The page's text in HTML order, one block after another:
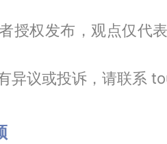
授权发布，观点仅代
异议或投诉，请联系